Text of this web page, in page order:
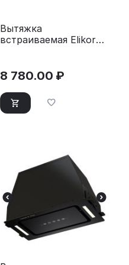
Вытяжка
встраиваемая Elikor
8 780.00 ₽